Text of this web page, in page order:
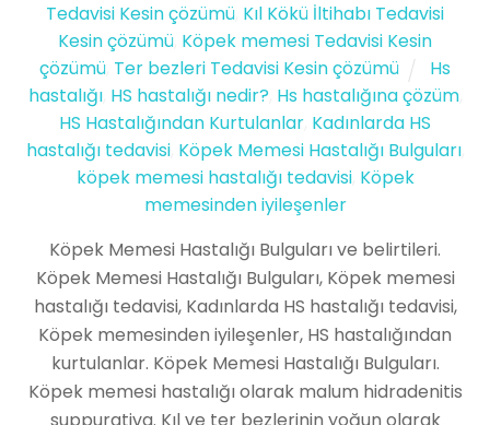
Tedavisi Kesin çözümü Kıl Kökü İltihabı Tedavisi
Kesin çözümü Köpek memesi Tedavisi Kesin
çözümü Ter bezleri Tedavisi Kesin çözümü
Hs
hastalığı, HS hastalığı nedir? Hs hastalığına çözüm,
HS Hastalığından Kurtulanlar Kadınlarda HS
hastalığı tedavisi, Köpek Memesi Hastalığı Bulguları,
köpek memesi hastalığı tedavisi, Köpek
memesinden iyileşenler
Köpek Memesi Hastalığı Bulguları ve belirtileri.
Köpek Memesi Hastalığı Bulguları, Köpek memesi
hastalığı tedavisi, Kadınlarda HS hastalığı tedavisi,
Köpek memesinden iyileşenler, HS hastalığından
kurtulanlar. Köpek Memesi Hastalığı Bulguları.
Köpek memesi hastalığı olarak malum hidradenitis